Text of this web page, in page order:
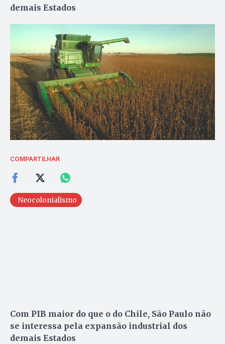
demais Estados
COMPARTILHAR
Neocolonialismo
Com PIB maior do que o do Chile, São Paulo não
se interessa pela expansão industrial dos
demais Estados